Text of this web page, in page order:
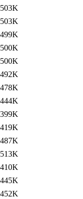
503K
503K
499K
500K
500K
492K
478K
444K
399K
419K
487K
513K
410K
445K
452K